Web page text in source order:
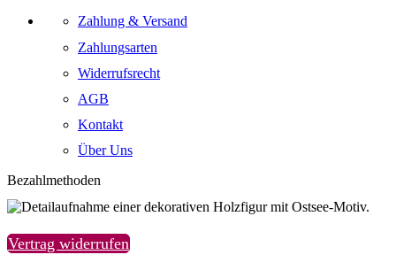
Zahlung & Versand
Zahlungsarten
Widerrufsrecht
AGB
Kontakt
Über Uns
Bezahlmethoden
Vertrag widerrufen